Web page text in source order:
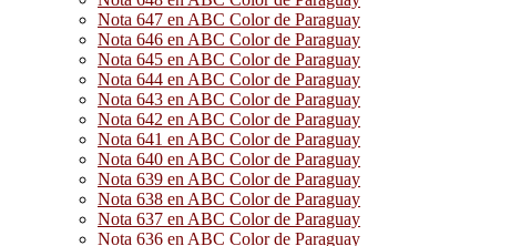
Nota 647 en ABC Color de Paraguay
Nota 646 en ABC Color de Paraguay
Nota 645 en ABC Color de Paraguay
Nota 644 en ABC Color de Paraguay
Nota 643 en ABC Color de Paraguay
Nota 642 en ABC Color de Paraguay
Nota 641 en ABC Color de Paraguay
Nota 640 en ABC Color de Paraguay
Nota 639 en ABC Color de Paraguay
Nota 638 en ABC Color de Paraguay
Nota 637 en ABC Color de Paraguay
Nota 636 en ABC Color de Paraguay